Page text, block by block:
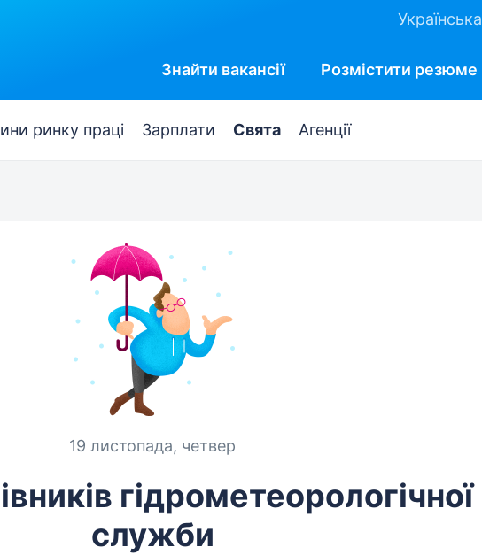
Українська
Знайти вакансії Розмістити резюме
ринку праці Зарплати Свята Агенції
19 листопада, четвер
гідрометеорологічної
служби